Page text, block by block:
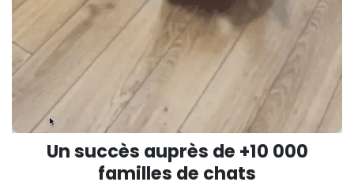
Un succès auprès de +10 000
familles de chats